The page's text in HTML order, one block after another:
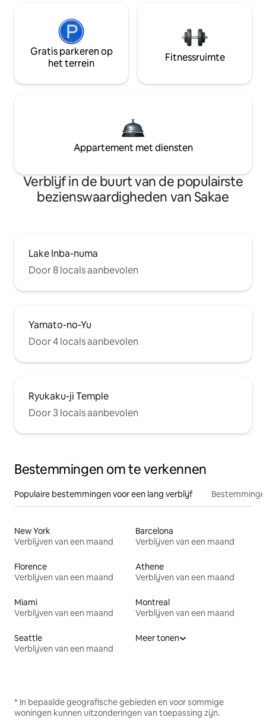
Gratis parkeren op
het terrein
Fitnessruimte
Appartement met diensten
Verblijf in de buurt van de populairste
bezienswaardigheden van Sakae
Lake Inba-numa
Door 8 locals aanbevolen
Yamato-no-Yu
Door 4 locals aanbevolen
Ryukaku-ji Temple
Door 3 locals aanbevolen
Bestemmingen om te verkennen
Populaire bestemmingen voor een lang verblijf
New York
Verblijven van een maand
Barcelona
Verblijven van een maand
Florence
Verblijven van een maand
Athene
Verblijven van een maand
Miami
Verblijven van een maand
Montreal
Verblijven van een maand
Seattle
Verblijven van een maand
Meer tonen
* In bepaalde geografische gebieden en voor sommige
woningen kunnen uitzonderingen van toepassing zijn.